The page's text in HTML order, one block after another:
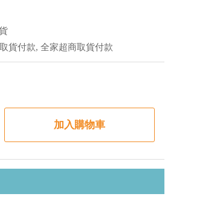
貨付款, 全家超商取貨付款
加入購物車